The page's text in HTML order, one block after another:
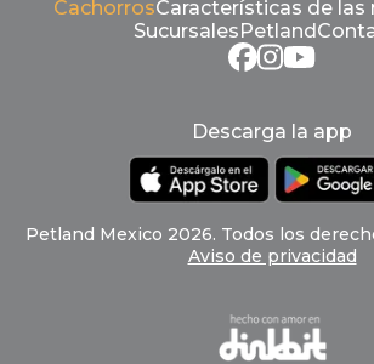
CachorrosCaracterísticas de las
Sucursales Petland
Descarga la app
Petland Mexico 2026. Todos los
Aviso de privacidad